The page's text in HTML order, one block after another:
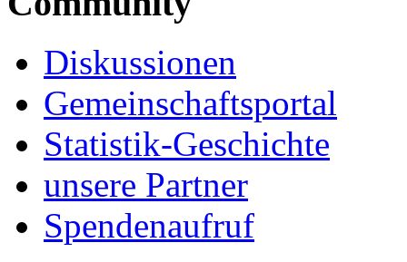
Diskussionen
Gemeinschaftsportal
Statistik-Geschichte
unsere Partner
Spendenaufruf